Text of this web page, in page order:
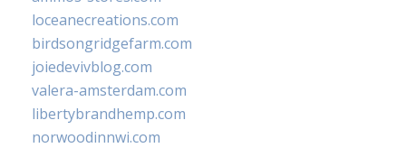
loceanecreations.com
birdsongridgefarm.com
joiedevivblog.com
valera-amsterdam.com
libertybrandhemp.com
norwoodinnwi.com